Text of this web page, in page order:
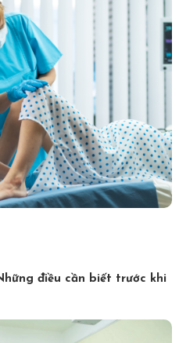
điều cần biết trước khi